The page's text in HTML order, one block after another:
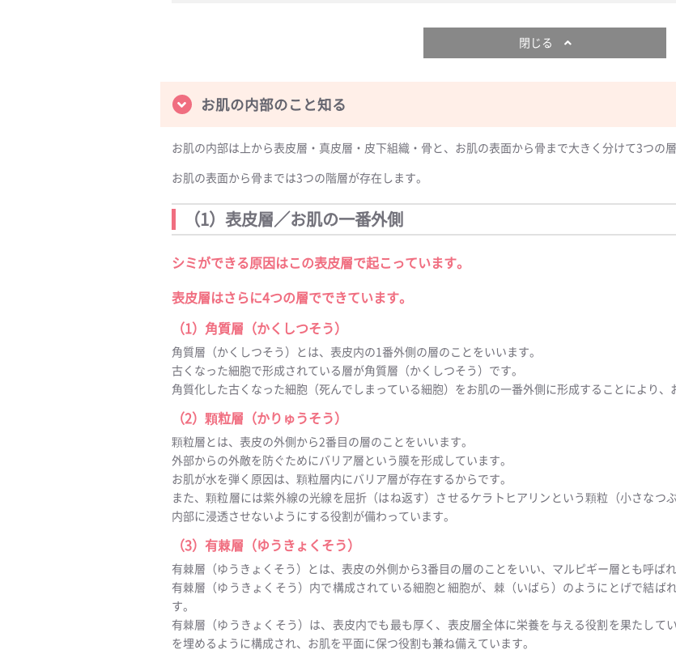
閉じる
お肌の内部のこと知る
お肌の内部は上から表皮層・真皮層・皮下組織・骨と、お肌の表面から骨まで大きく分けて3つの
お肌の表面から骨までは3つの階層が存在します。
（1）表皮層／お肌の一番外側
シミができる原因はこの表皮層で起こっています。
表皮層はさらに4つの層でできています。
（1）角質層（かくしつそう）
角質層（かくしつそう）とは、表皮内の1番外側の層のことをいいます。
古くなった細胞で形成されている層が角質層（かくしつそう）です。
角質化した古くなった細胞（死んでしまっている細胞）をお肌の一番外側に形成することにより、
（2）顆粒層（かりゅうそう）
顆粒層とは、表皮の外側から2番目の層のことをいいます。
外部からの外敵を防ぐためにバリア層という膜を形成しています。
お肌が水を弾く原因は、顆粒層内にバリア層が存在するからです。
また、顆粒層には紫外線の光線を屈折（はね返す）させるケラトヒアリンという顆粒（小さなつ
内部に浸透させないようにする役割が備わっています。
（3）有棘層（ゆうきょくそう）
有棘層（ゆうきょくそう）とは、表皮の外側から3番目の層のことをいい、マルピギー層とも呼ばれ
有棘層（ゆうきょくそう）内で構成されている細胞と細胞が、棘（いばら）のようにとげで結ば
す。
有棘層（ゆうきょくそう）は、表皮内でも最も厚く、表皮層全体に栄養を与える役割を果たして
を埋めるように構成され、お肌を平面に保つ役割も兼ね備えています。